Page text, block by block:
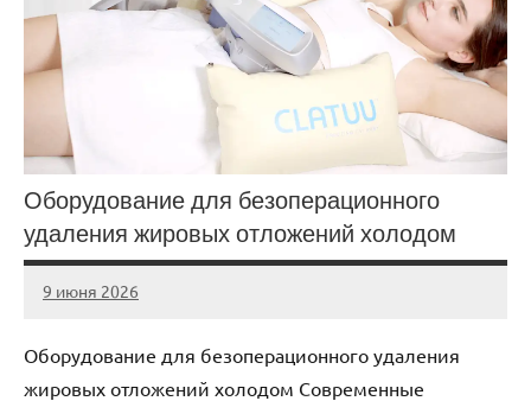
Оборудование для безоперационного
удаления жировых отложений холодом
9 июня 2026
Avtor
Нет
Оборудование для безоперационного удаления
жировых отложений холодом Современные